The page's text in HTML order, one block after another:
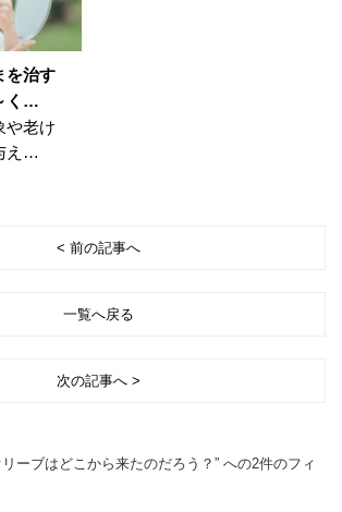
を治す
く…
や老け
え…
< 前の記事へ
一覧へ戻る
次の記事へ >
ーブはどこから来たのだろう？” への2件のフィ